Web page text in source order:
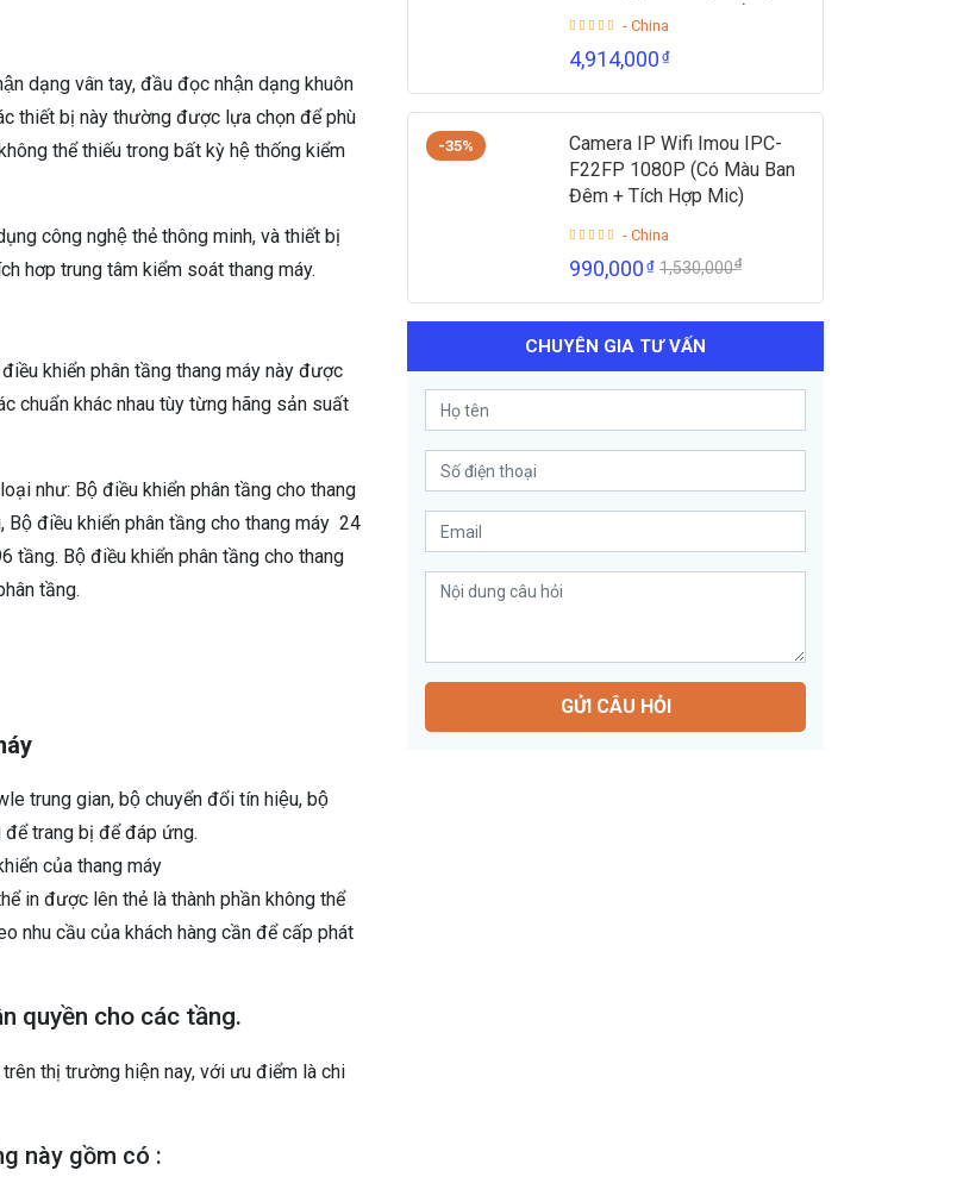
dạng vân tay, đầu đọc nhận dạng khuôn
thiết bị này thường được lựa chọn để phù
thể thiếu trong bất kỳ hệ thống kiểm
công nghệ thẻ thông minh, và thiết bị
hơp trung tâm kiểm soát thang máy.
khiển phân tầng thang máy này được
chuẩn khác nhau tùy từng hãng sản suất
như: Bộ điều khiển phân tầng cho thang
Bộ điều khiển phân tầng cho thang máy 24
tầng. Bộ điều khiển phân tầng cho thang
tầng.
trung gian, bộ chuyển đổi tín hiệu, bộ
để trang bị để đáp ứng.
của thang máy
in được lên thẻ là thành phần không thể
nhu cầu của khách hàng cần để cấp phát
quyền cho các tầng.
thị trường hiện nay, với ưu điểm là chi
này gồm có :
- China
4,914,000₫
-35%
Camera IP Wifi Imou IPC-
F22FP 1080P (Có Màu Ban
Đêm + Tích Hợp Mic)
- China
990,000₫ 1,530,000₫
CHUYÊN GIA TƯ VẤN
GỬI CÂU HỎI